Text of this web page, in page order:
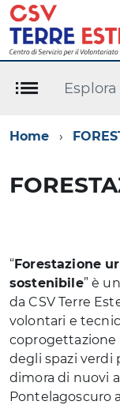
Home
“Forestazione
sostenibile” è
da CSV Terre
volontari e
degli spazi verdi
dimora di nuovi
Pontelagoscuro